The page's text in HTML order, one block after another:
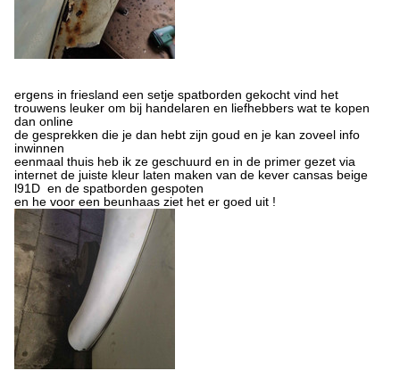
ergens in friesland een setje spatborden gekocht vind het
trouwens leuker om bij handelaren en liefhebbers wat te kopen
dan online
de gesprekken die je dan hebt zijn goud en je kan zoveel info
inwinnen
eenmaal thuis heb ik ze geschuurd en in de primer gezet via
internet de juiste kleur laten maken van de kever cansas beige
l91D en de spatborden gespoten
en he voor een beunhaas ziet het er goed uit !